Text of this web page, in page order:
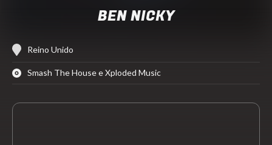
BEN NICKY
Reino Unido
Smash The House e Xploded Music